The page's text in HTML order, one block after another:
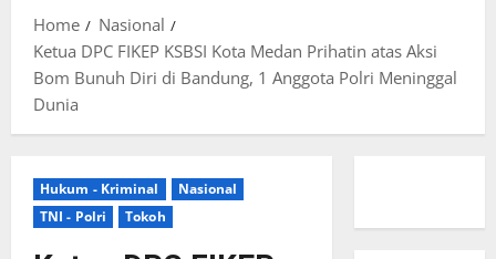
Home
Nasional
Ketua DPC FIKEP KSBSI Kota Medan Prihatin atas Aksi
Bom Bunuh Diri di Bandung, 1 Anggota Polri Meninggal
Dunia
Hukum - Kriminal
Nasional
TNI - Polri
Tokoh